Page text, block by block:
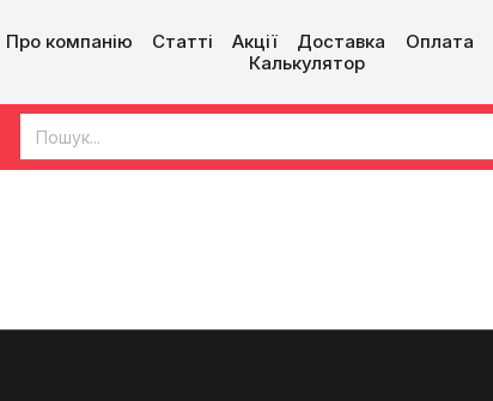
Про компанію Статті Акції Доставка Оплата
Калькулятор